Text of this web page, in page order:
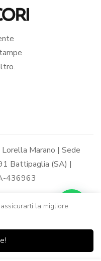
Marano | Sede
Battipaglia (SA) |
436963
la migliore
Carrello Ricerca